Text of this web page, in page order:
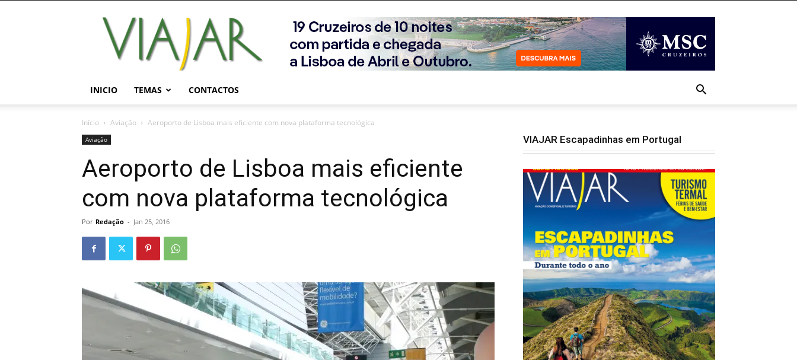
Viajar
Magazine
Online
INICIO TEMAS CONTACTOS
Início Aviação Aeroporto de Lisboa mais eficiente com nova plataforma tecnológica
Aviação
Aeroporto de Lisboa mais eficiente
com nova plataforma tecnológica
Por Redação - Jan 25, 2016
VIAJAR Escapadinhas em Portugal